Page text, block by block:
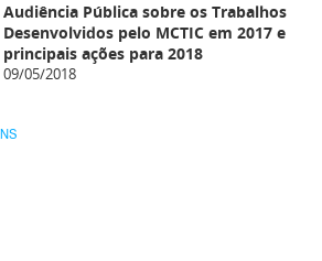
Audiência Pública sobre os Trabalhos
Desenvolvidos pelo MCTIC em 2017 e
principais ações para 2018
09/05/2018